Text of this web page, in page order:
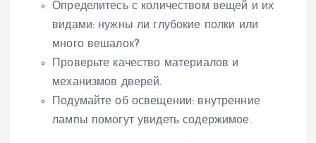
Определитесь с количеством вещей и их
видами: нужны ли глубокие полки или
много вешалок?
Проверьте качество материалов и
механизмов дверей.
Подумайте об освещении: внутренние
лампы помогут увидеть содержимое.